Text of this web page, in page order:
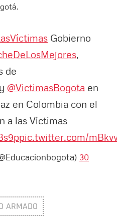
Gobierno
,
de
y @VictimasBogota en
en Colombia con el
a las Víctimas
pic.twitter.com/
30
ARMADO